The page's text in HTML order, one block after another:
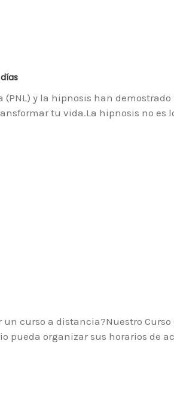
y la hipnosis han demostrado
tu vida.La hipnosis no es
curso a distancia?Nuestro Curso
pueda organizar sus horarios de